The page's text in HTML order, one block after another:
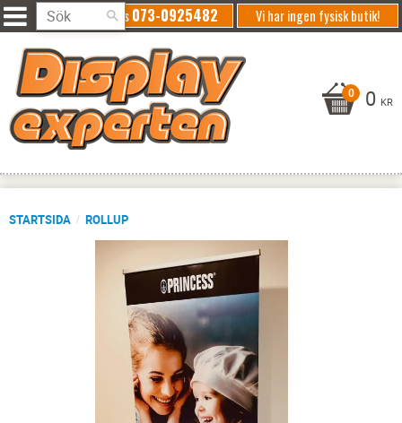
Vi har ingen fysisk butik!
Ring oss073-0925482
0 KR
STARTSIDA ROLLUP